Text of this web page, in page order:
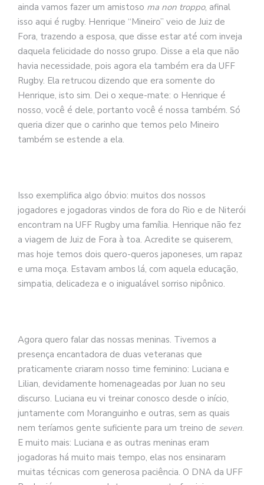
ainda vamos fazer um amistoso ma non troppo, afinal
isso aqui é rugby. Henrique “Mineiro” veio de Juiz de
Fora, trazendo a esposa, que disse estar até com inveja
daquela felicidade do nosso grupo. Disse a ela que não
havia necessidade, pois agora ela também era da UFF
Rugby. Ela retrucou dizendo que era somente do
Henrique, isto sim. Dei o xeque-mate: o Henrique é
nosso, você é dele, portanto você é nossa também. Só
queria dizer que o carinho que temos pelo Mineiro
também se estende a ela.
Isso exemplifica algo óbvio: muitos dos nossos
jogadores e jogadoras vindos de fora do Rio e de Niterói
encontram na UFF Rugby uma família. Henrique não fez
a viagem de Juiz de Fora à toa. Acredite se quiserem,
mas hoje temos dois quero-queros japoneses, um rapaz
e uma moça. Estavam ambos lá, com aquela educação,
simpatia, delicadeza e o inigualável sorriso nipônico.
Agora quero falar das nossas meninas. Tivemos a
presença encantadora de duas veteranas que
praticamente criaram nosso time feminino: Luciana e
Lilian, devidamente homenageadas por Juan no seu
discurso. Luciana eu vi treinar conosco desde o início,
juntamente com Moranguinho e outras, sem as quais
nem teríamos gente suficiente para um treino de seven.
E muito mais: Luciana e as outras meninas eram
jogadoras há muito mais tempo, elas nos ensinaram
muitas técnicas com generosa paciência. O DNA da UFF